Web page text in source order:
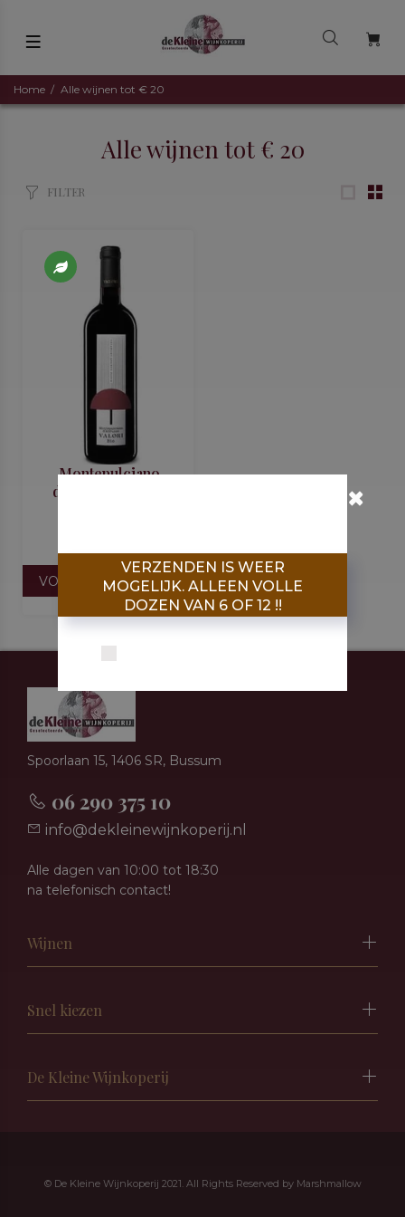
Home Alle wijnen tot € 20
Alle wijnen tot € 20
FILTER
Montepulciano
d'Abruzzo, Valori
VOORUITBESTELLEN
Spoorlaan 15, 1406 SR, Bussum
06 290 375 10
info@dekleinewijnkoperij.nl
Alle dagen van 10:00 tot 18:30
na telefonisch contact!
Wijnen
Snel kiezen
De Kleine Wijnkoperij
© De Kleine Wijnkoperij 2021. All Rights Reserved by Marshmallow
VERZENDEN IS WEER
MOGELIJK. ALLEEN VOLLE
DOZEN VAN 6 OF 12 !!